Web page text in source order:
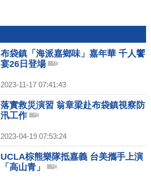
布袋鎮「海派嘉鄉味」嘉年華 千人饗
宴26日登場
2023-11-17 07:41:43
落實救災演習 翁章梁赴布袋鎮視察防
汛工作
2023-04-19 07:53:24
UCLA棕熊樂隊抵嘉義 台美攜手上演
「高山青」